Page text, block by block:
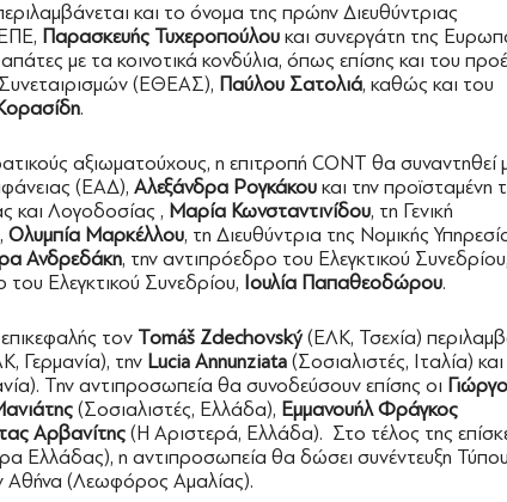
και το όνομα της πρώην Διευθύντριας
Παρασκευής Τυχεροπούλου και συνεργάτη της
απάτες με τα κοινοτικά κονδύλια, όπως επίσης και του
(ΕΘΕΑΣ), Παύλου Σατολιά, καθώς και του
.
αξιωματούχους, η επιτροπή CONT θα συναντηθεί
(ΕΑΔ), Αλεξάνδρα Ρογκάκου και την προϊσταμένη
και Λογοδοσίας , Μαρία Κωνσταντινίδου, τη Γενική
Ολυμπία Μαρκέλλου, τη Διευθύντρια της Νομικής
Ανδρεδάκη, την αντιπρόεδρο του Ελεγκτικού Συνεδρίου,
του Ελεγκτικού Συνεδρίου, Ιουλία Παπαθεοδώρου.
τον Tomáš Zdechovský(ΕΛΚ, Τσεχία)
Γερμανία), την Lucia Annunziata (Σοσιαλιστές, Ιταλία)
Την αντιπροσωπεία θα συνοδεύσουν επίσης οι
(Σοσιαλιστές, Ελλάδα), Εμμανουήλ Φράγκος
Αρβανίτης (Η Αριστερά, Ελλάδα). Στο τέλος της
Ελλάδας), η αντιπροσωπεία θα δώσει συνέντευξη
Αθήνα (Λεωφόρος Αμαλίας).